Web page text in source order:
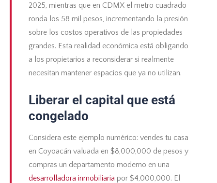
2025, mientras que en CDMX el metro cuadrado
ronda los 58 mil pesos, incrementando la presión
sobre los costos operativos de las propiedades
grandes. Esta realidad económica está obligando
a los propietarios a reconsiderar si realmente
necesitan mantener espacios que ya no utilizan.
Liberar el capital que está
congelado
Considera este ejemplo numérico: vendes tu casa
en Coyoacán valuada en $8,000,000 de pesos y
compras un departamento moderno en una
desarrolladora inmobiliaria por $4,000,000. El